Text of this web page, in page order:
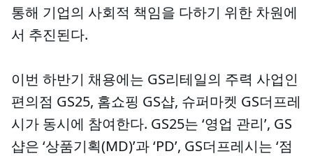
통해 기업의 사회적 책임을 다하기 위한 차원에
서 추진된다.
이번 하반기 채용에는 GS리테일의 주력 사업인
편의점 GS25, 홈쇼핑 GS샵, 슈퍼마켓 GS더프레
시가 동시에 참여한다. GS25는 ‘영업 관리’, GS
샵은 ‘상품기획(MD)’과 ‘PD’, GS더프레시는 ‘점